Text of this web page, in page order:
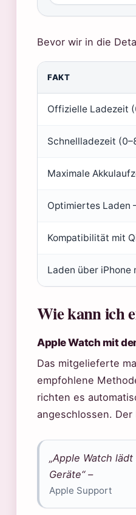
Bevor wir in die
FAKT
Offizielle Ladezeit
Schnellladezeit
Maximale
Optimiertes Laden
Kompatibilität mit
Laden über iPhone
Wie kann ich
Apple Watch mit
Das mitgelieferte
empfohlene
richten es
angeschlossen.
„Apple Watch
Geräte“ –
Apple Support